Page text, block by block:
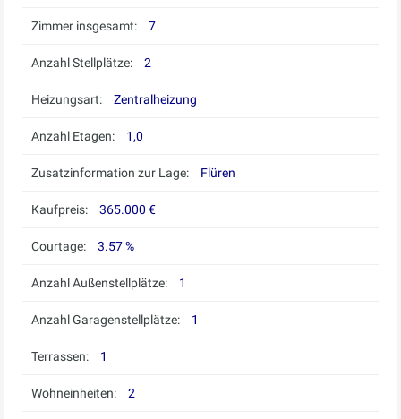
Zimmer insgesamt: 7
Anzahl Stellplätze: 2
Heizungsart: Zentralheizung
Anzahl Etagen: 1,0
Zusatzinformation zur Lage: Flüren
Kaufpreis: 365.000 €
Courtage: 3.57 %
Anzahl Außenstellplätze: 1
Anzahl Garagenstellplätze: 1
Terrassen: 1
Wohneinheiten: 2